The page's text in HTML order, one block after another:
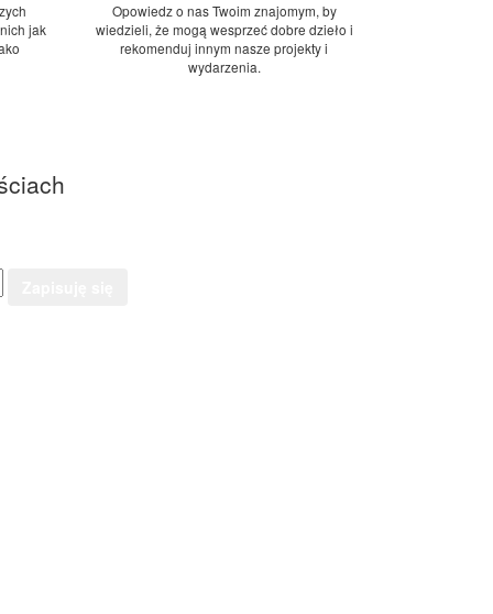
jak
Opowiedz o nas Twoim znajomym, by
wiedzieli, że mogą wesprzeć dobre dzieło i
rekomenduj innym nasze projekty i
wydarzenia.